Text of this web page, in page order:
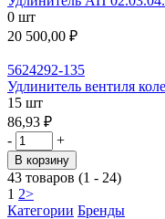
0 шт
20 500,00 ₽
5624292-135
Удлинитель вентиля
15 шт
86,93 ₽
-
+
В корзину
43 товаров (1 - 24)
1 2>
Категории Бренды